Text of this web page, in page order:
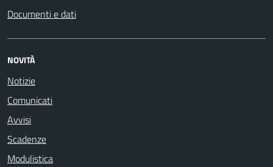
Documenti e dati
NOVITÀ
Notizie
Comunicati
Avvisi
Scadenze
Modulistica